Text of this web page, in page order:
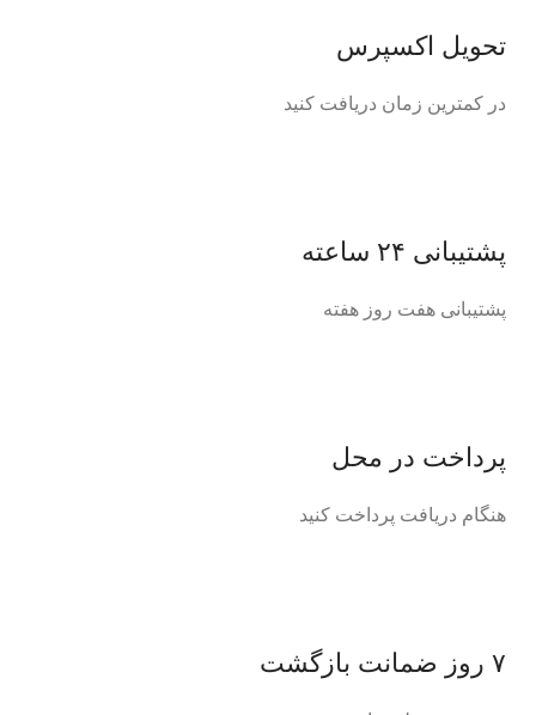
تحویل اکسپرس
در کمترین زمان دریافت کنید
پشتیبانی ۲۴ ساعته
پشتیبانی هفت روز هفته
پرداخت در محل
هنگام دریافت پرداخت کنید
۷ روز ضمانت بازگشت